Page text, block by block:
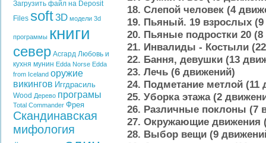
Загрузить файл на Deposit
Files soft3D модели 3d
программы книги
север Асгард Любовь и
кухня мунин Edda Norse Edda
from Iceland оружие
викингов Иггдрасиль
Wood Дерево програмы
Total Commander Фрея
Скандинавская
мифология
18. Слепой человек (4
19. Пьяный. 19 взрослых (9
20. Пьяные подростки 20
21. Инвалиды - Костыли
22. Бання, девушки (13
23. Лечь (6 движений)
24. Подметание метлой (11
25. Уборка этажа (2
26. Различные поклоны (7
27. Окружающие движения
28. Выбор вещи (9